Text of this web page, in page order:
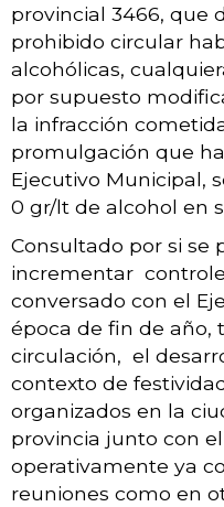
provincial 3466, que
prohibido circular
alcohólicas,
por supuesto
la infracción
promulgación que
Ejecutivo Municipal,
0 gr/lt de alcohol en
Consultado por si se
incrementar
conversado con el
época de fin de año,
circulación, el
contexto de
organizados en la
provincia junto con
operativamente ya
reuniones como en